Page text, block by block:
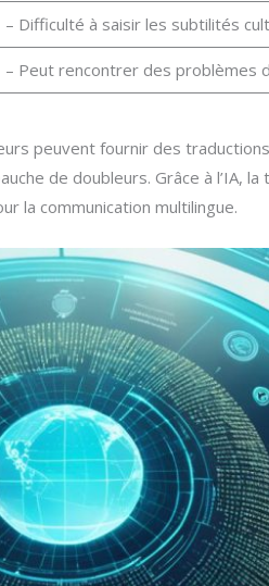
– Difficulté à saisir les subtilités
– Peut rencontrer des problèmes
peuvent fournir des
de doubleurs. Grâce à l’IA,
la communication multilingue.